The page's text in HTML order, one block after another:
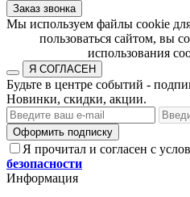
Заказ звонка
​​​​​​​Мы используем файлы cookie
пользоваться сайтом, вы
использования
Я СОГЛАСЕН
Будьте в центре событий -
Новинки, скидки, акции.
Оформить подписку
Я прочитал и согласен с
безопасности
Информация